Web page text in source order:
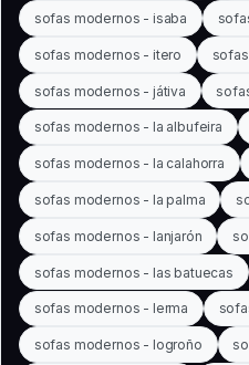
sofas modernos - isaba
sofas modernos - itero
sofas modernos - játiva
sofas modernos - la albufeira
sofas modernos - la calahorra
sofas modernos - la palma
sofas modernos - lanjarón
sofas modernos - las batuecas
sofas modernos - lerma
sofas modernos - logroño